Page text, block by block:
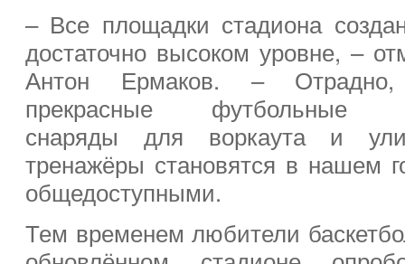
– Все площадки стадиона
достаточно высоком уровне, –
Антон Ермаков. –
прекрасные футбольные
снаряды для воркаута и
тренажёры становятся в нашем
общедоступными.
Тем временем любители